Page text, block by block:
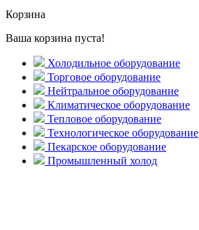
Корзина
Ваша корзина пуста!
Холодильное оборудование
Торговое оборудование
Нейтральное оборудование
Климатическое оборудование
Тепловое оборудование
Технологическое оборудование
Пекарское оборудование
Промышленный холод